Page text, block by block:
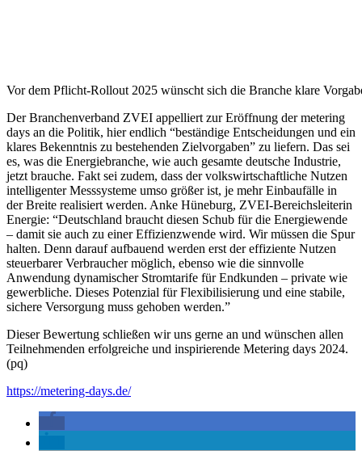
Vor dem Pflicht-Rollout 2025 wünscht sich die Branche klare
Der Branchenverband ZVEI appelliert zur Eröffnung der metering
days an die Politik, hier endlich “beständige Entscheidungen und ein
klares Bekenntnis zu bestehenden Zielvorgaben” zu liefern. Das sei
es, was die Energiebranche, wie auch gesamte deutsche Industrie,
jetzt brauche. Fakt sei zudem, dass der volkswirtschaftliche Nutzen
intelligenter Messsysteme umso größer ist, je mehr Einbaufälle in
der Breite realisiert werden. Anke Hüneburg, ZVEI-Bereichsleiterin
Energie: “Deutschland braucht diesen Schub für die Energiewende
– damit sie auch zu einer Effizienzwende wird. Wir müssen die Spur
halten. Denn darauf aufbauend werden erst der effiziente Nutzen
steuerbarer Verbraucher möglich, ebenso wie die sinnvolle
Anwendung dynamischer Stromtarife für Endkunden – private wie
gewerbliche. Dieses Potenzial für Flexibilisierung und eine stabile,
sichere Versorgung muss gehoben werden.”
Dieser Bewertung schließen wir uns gerne an und wünschen allen
Teilnehmenden erfolgreiche und inspirierende Metering days 2024.
(pq)
https://metering-days.de/